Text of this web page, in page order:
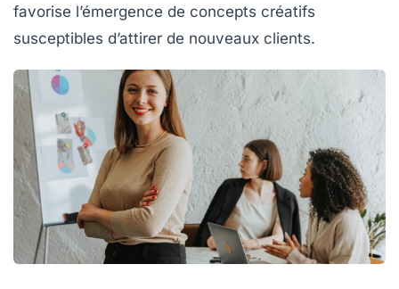
favorise l’émergence de concepts créatifs
susceptibles d’attirer de nouveaux clients.